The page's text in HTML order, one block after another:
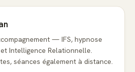
— IFS, hypnose
Intelligence Relationnelle.
séances également à distance.